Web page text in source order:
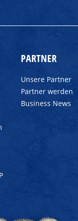
PARTNER
Unsere Partner
Partner werden
Business News